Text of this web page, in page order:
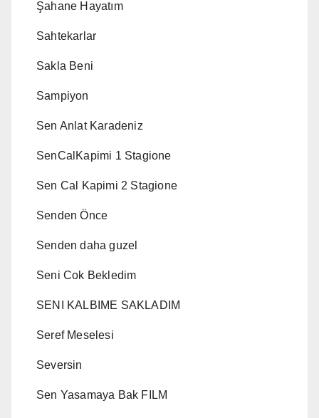
Şahane Hayatım
Sahtekarlar
Sakla Beni
Sampiyon
Sen Anlat Karadeniz
SenCalKapimi 1 Stagione
Sen Cal Kapimi 2 Stagione
Senden Önce
Senden daha guzel
Seni Cok Bekledim
SENI KALBIME SAKLADIM
Seref Meselesi
Seversin
Sen Yasamaya Bak FILM